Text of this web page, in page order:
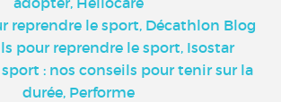
reprendre le sport, Décathlon Blog
pour reprendre le sport, Isostar
: nos conseils pour tenir sur la
durée, Performe